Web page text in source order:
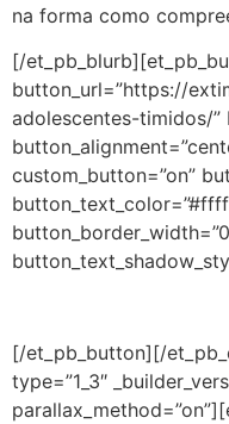
na forma como
[/
button_url=”https://
adolescentes-timidos/”
custom_button=”on”
[/et_pb_button][/
type=”1_3″